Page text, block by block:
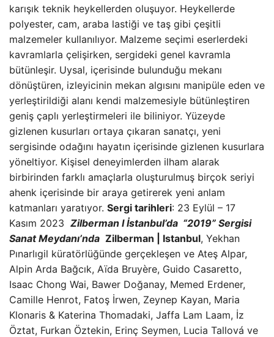
karışık teknik heykellerden oluşuyor. Heykellerde
polyester, cam, araba lastiği ve taş gibi çeşitli
malzemeler kullanılıyor. Malzeme seçimi eserlerdeki
kavramlarla çelişirken, sergideki genel kavramla
bütünleşir. Uysal, içerisinde bulunduğu mekanı
dönüştüren, izleyicinin mekan algısını manipüle eden ve
yerleştirildiği alanı kendi malzemesiyle bütünleştiren
geniş çaplı yerleştirmeleri ile biliniyor. Yüzeyde
gizlenen kusurları ortaya çıkaran sanatçı, yeni
sergisinde odağını hayatın içerisinde gizlenen kusurlara
yöneltiyor. Kişisel deneyimlerden ilham alarak
birbirinden farklı amaçlarla oluşturulmuş birçok seriyi
ahenk içerisinde bir araya getirerek yeni anlam
katmanları yaratıyor. Sergi tarihleri: 23 Eylül – 17
Kasım 2023 Zilberman I İstanbul’da “2019” Sergisi
Sanat Meydanı’nda Zilberman | Istanbul, Yekhan
Pınarlıgil küratörlüğünde gerçekleşen ve Ateş Alpar,
Alpin Arda Bağcık, Aïda Bruyère, Guido Casaretto,
Isaac Chong Wai, Bawer Doğanay, Memed Erdener,
Camille Henrot, Fatoş İrwen, Zeynep Kayan, Maria
Klonaris & Katerina Thomadaki, Jaffa Lam Laam, İz
Öztat, Furkan Öztekin, Erinç Seymen, Lucia Tallová ve